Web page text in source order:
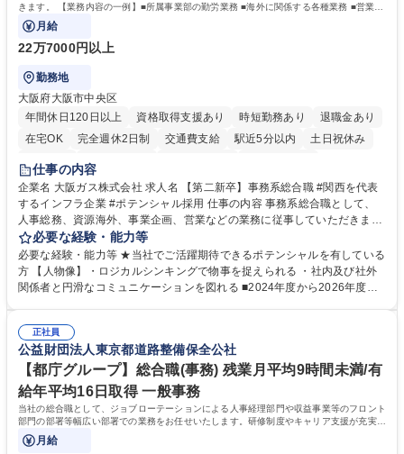
きます。 【業務内容の一例】■所属事業部の勤労業務 ■海外に関係する各種業務 ■営業部
門の企画スタッフ、ルート営業
月給
22万7000円以上
勤務地
大阪府大阪市中央区
年間休日120日以上
資格取得支援あり 時短勤務あり
退職金あり
在宅OK
完全週休2日制 交通費支給 駅近5分以内
土日祝休み
服装自由
第二新卒歓迎
仕事の内容
企業名 大阪ガス株式会社 求人名 【第二新卒】事務系総合職 #関西を代表
するインフラ企業 #ポテンシャル採用 仕事の内容 事務系総合職として、
人事総務、資源海外、事業企画、営業などの業務に従事していただきま
す。 【業務内容の一例】■所属事業部の勤労業務 ■海外に関係する各種業
務 ■営業部門の企画スタッフ、ルート営業 【キャリアパス】入社後の配属
ポジションで一定期間ご活躍頂いた後、本人の適性及び将来のキャリアを
鑑みてジョブローテーションを行います。 【育成】OJTでの現場育成や研
表するインフラ企業 #ポテンシャル採用
必要な経験・能力等
必要な経験・能力等 ★当社でご活躍期待できるポテンシャルを有している
方 【人物像】・ロジカルシンキングで物事を捉えられる ・社内及び社外
関係者と円滑なコミュニケーションを図れる ■2024年度から2026年度ま
72.html ■エネルギーセキュリティの不安定化や気候変動による自然災害の
甚大化など、これまで以上に社会課題解決の重要性が高まっています。
「未来の日常」の創造に向けて持続可能な社会の実現に貢献してまいりま
す。 学歴・資格 学歴：大学院 大学 語学力： 資格：
正社員
公益財団法人東京都道路整備保全公社
【都庁グループ】総合職(事務) 残業月平均9時間未満/有
給年平均16日取得 一般事務
当社の総合職として、ジョブローテーションによる人事経理部門や収益事業等のフロント
部門の部署等幅広い部署での業務をお任せいたします。研修制度やキャリア支援が充実し
ております！ ※下記業務詳細
月給